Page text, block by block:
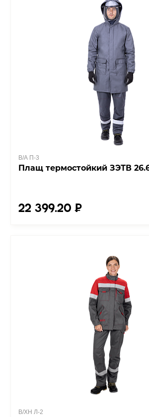
В/А П-3
Плащ термостойкий ЗЭТВ
22 399.20 ₽
В/ХН Л-2